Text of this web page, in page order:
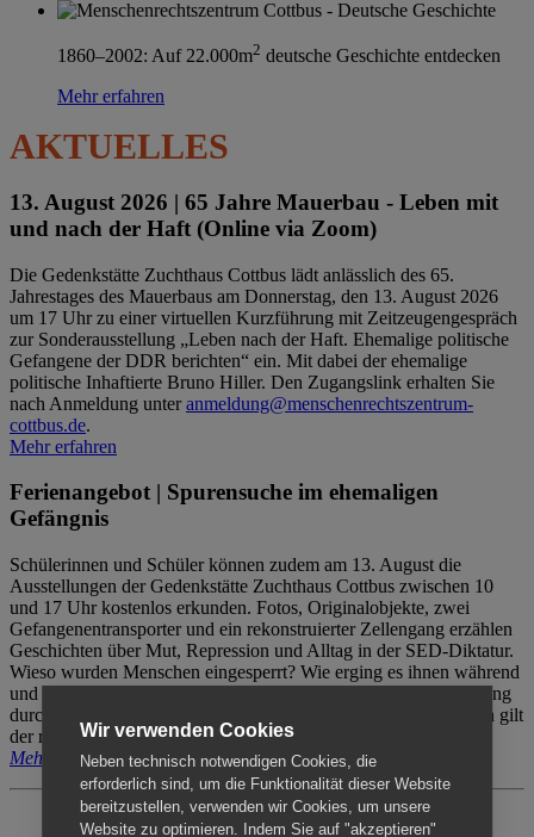
1860–2002: Auf 22.000m2 deutsche Geschichte entdecken
Mehr erfahren
AKTUELLES
13. August 2026 | 65 Jahre Mauerbau - Leben mit
und nach der Haft (Online via Zoom)
Die Gedenkstätte Zuchthaus Cottbus lädt anlässlich des 65.
Jahrestages des Mauerbaus am Donnerstag, den 13. August 2026
um 17 Uhr zu einer virtuellen Kurzführung mit Zeitzeugengespräch
zur Sonderausstellung „Leben nach der Haft. Ehemalige politische
Gefangene der DDR berichten“ ein. Mit dabei der ehemalige
politische Inhaftierte Bruno Hiller. Den Zugangslink erhalten Sie
nach Anmeldung unteranmeldung@menschenrechtszentrum-
cottbus.de.
Mehr erfahren
Ferienangebot | Spurensuche im ehemaligen
Gefängnis
Schülerinnen und Schüler können zudem am 13. August die
Ausstellungen der Gedenkstätte Zuchthaus Cottbus zwischen 10
und 17 Uhr kostenlos erkunden. Fotos, Originalobjekte, zwei
Gefangenentransporter und ein rekonstruierter Zellengang erzählen
Geschichten über Mut, Repression und Alltag in der SED-Diktatur.
Wieso wurden Menschen eingesperrt? Wie erging es ihnen während
und nach der Haft? Der Besuch erfolgt individuell ohne Betreuung
durch das Menschenrechtszentrum Cottbus. Für Begleitpersonen gilt
der reguläre Eintritt (8€ / ermäßigt 5€).
Mehr erfahren
Wir verwenden Cookies
Neben technisch notwendigen Cookies, die
erforderlich sind, um die Funktionalität dieser Website
bereitzustellen, verwenden wir Cookies, um unsere
Website zu optimieren. Indem Sie auf "akzeptieren"